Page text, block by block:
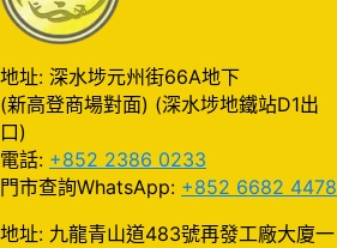
地址: 深水埗元州街66A地下
(新高登商場對面) (深水埗地鐵站D1出
口)
電話: +852 2386 0233
門市查詢WhatsApp: +852 6682 4478
地址: 九龍青山道483號再發工廠大廈一